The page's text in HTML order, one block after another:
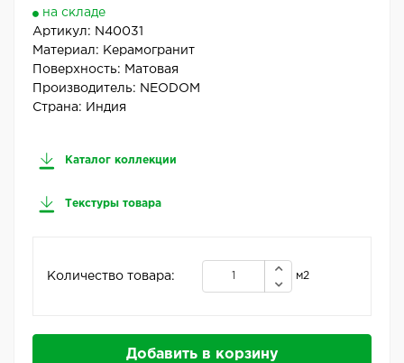
на складе
Артикул: N40031
Материал: Керамогранит
Поверхность: Матовая
Производитель: NEODOM
Страна: Индия
Каталог коллекции
Текстуры товара
Количество товара: м2
Добавить в корзину